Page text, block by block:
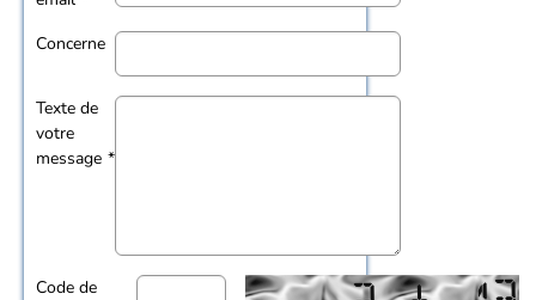
Concerne
Texte de
votre
message *
Code de